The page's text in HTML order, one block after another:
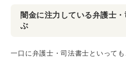
闇金に注力している弁護士
ぶ
一口に弁護士・司法書士といって